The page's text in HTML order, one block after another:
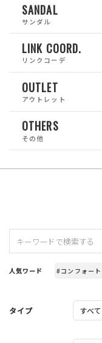
SANDAL
サンダル
LINK COORD.
リンクコーデ
OUTLET
アウトレット
OTHERS
その他
人気ワード #コンフォート
タイプ